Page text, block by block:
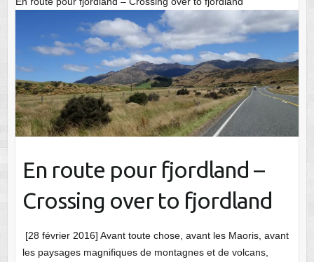
En route pour fjordland –
Crossing over to fjordland
[28 février 2016] Avant toute chose, avant les Maoris, avant
les paysages magnifiques de montagnes et de volcans,